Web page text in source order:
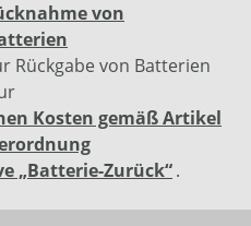
von
Rückgabe von Batterien
Kosten gemäß Artikel
„Batterie-Zurück“.